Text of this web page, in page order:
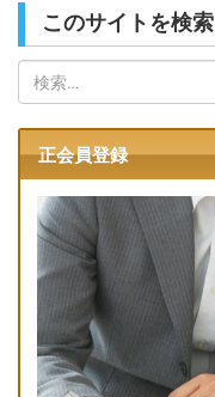
このサイトを検索
索:
正会員登録